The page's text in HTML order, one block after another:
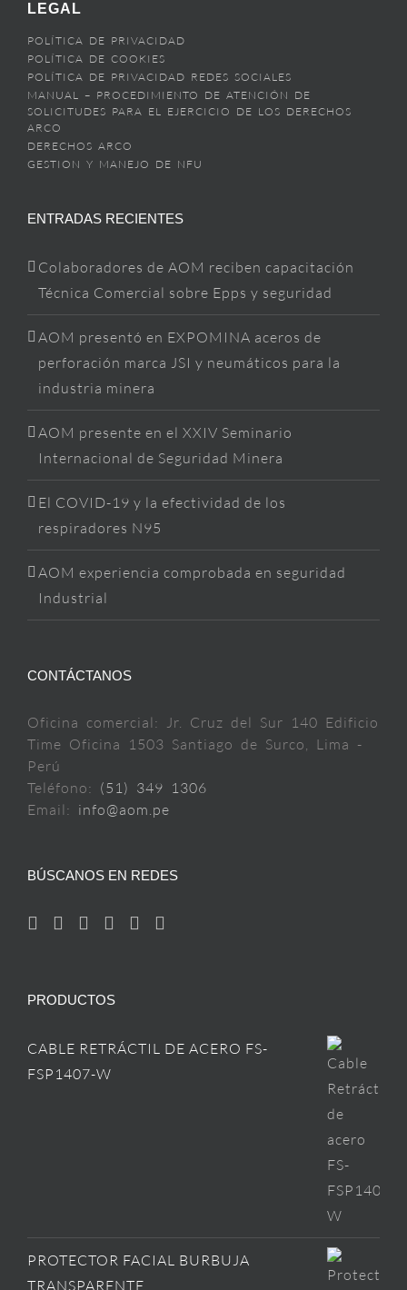
LEGAL
POLÍTICA DE PRIVACIDAD
POLÍTICA DE COOKIES
POLÍTICA DE PRIVACIDAD REDES SOCIALES
MANUAL – PROCEDIMIENTO DE ATENCIÓN DE
SOLICITUDES PARA EL EJERCICIO DE LOS DERECHOS
ARCO
DERECHOS ARCO
GESTION Y MANEJO DE NFU
ENTRADAS RECIENTES
Colaboradores de AOM reciben capacitación
Técnica Comercial sobre Epps y seguridad
AOM presentó en EXPOMINA aceros de
perforación marca JSI y neumáticos para la
industria minera
AOM presente en el XXIV Seminario
Internacional de Seguridad Minera
El COVID-19 y la efectividad de los
respiradores N95
AOM experiencia comprobada en seguridad
Industrial
CONTÁCTANOS
Oficina comercial: Jr. Cruz del Sur 140 Edificio
Time Oficina 1503 Santiago de Surco, Lima -
Perú
Teléfono: (51) 349 1306
Email: info@aom.pe
BÚSCANOS EN REDES
PRODUCTOS
CABLE RETRÁCTIL DE ACERO FS-
FSP1407-W
PROTECTOR FACIAL BURBUJA
TRANSPARENTE